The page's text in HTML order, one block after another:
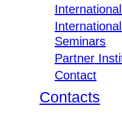
Seminars
Partner
Contact
Contacts